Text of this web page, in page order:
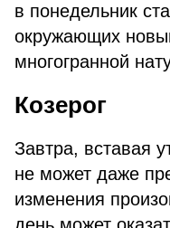
в понедельник
окружающих
многогранной
Козерог
Завтра, вставая
не может даже
изменения